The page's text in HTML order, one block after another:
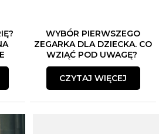
WYBÓR PIERWSZEGO
ZEGARKA DLA DZIECKA. CO
WZIĄĆ POD UWAGĘ?
CZYTAJ WIĘCEJ